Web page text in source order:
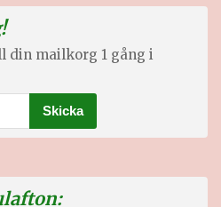
din mailkorg 1 gång i